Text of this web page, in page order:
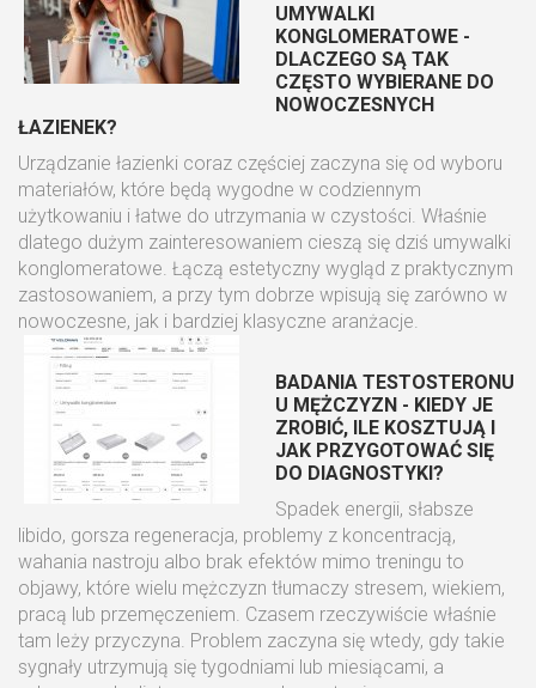
UMYWALKI
KONGLOMERATOWE -
DLACZEGO SĄ TAK
CZĘSTO WYBIERANE DO
NOWOCZESNYCH
ŁAZIENEK?
Urządzanie łazienki coraz częściej zaczyna się od wyboru
materiałów, które będą wygodne w codziennym
użytkowaniu i łatwe do utrzymania w czystości. Właśnie
dlatego dużym zainteresowaniem cieszą się dziś umywalki
konglomeratowe. Łączą estetyczny wygląd z praktycznym
zastosowaniem, a przy tym dobrze wpisują się zarówno w
nowoczesne, jak i bardziej klasyczne aranżacje.
BADANIA TESTOSTERONU
U MĘŻCZYZN - KIEDY JE
ZROBIĆ, ILE KOSZTUJĄ I
JAK PRZYGOTOWAĆ SIĘ
DO DIAGNOSTYKI?
Spadek energii, słabsze
libido, gorsza regeneracja, problemy z koncentracją,
wahania nastroju albo brak efektów mimo treningu to
objawy, które wielu mężczyzn tłumaczy stresem, wiekiem,
pracą lub przemęczeniem. Czasem rzeczywiście właśnie
tam leży przyczyna. Problem zaczyna się wtedy, gdy takie
sygnały utrzymują się tygodniami lub miesiącami, a